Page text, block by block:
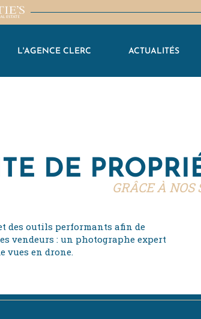
L'AGENCE CLERC ACTUALITÉS
DE
GRÂCE À NOS
des outils performants afin de
vendeurs : un photographe expert
vues en drone.